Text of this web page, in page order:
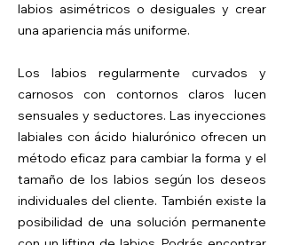
labios asimétricos o desiguales y crear
una apariencia más uniforme.
Los labios regularmente curvados y
carnosos con contornos claros lucen
sensuales y seductores. Las inyecciones
labiales con ácido hialurónico ofrecen un
método eficaz para cambiar la forma y el
tamaño de los labios según los deseos
individuales del cliente. También existe la
posibilidad de una solución permanente